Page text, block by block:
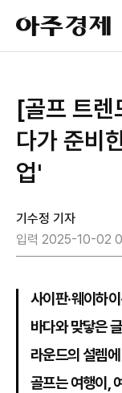
아
주
경
[골프 트
다가 준비
업'
기수정 기자
입력 2025-10-02
사이판·웨이하
바다와 맞닿은
라운드의 설렘
골프는 여행이,